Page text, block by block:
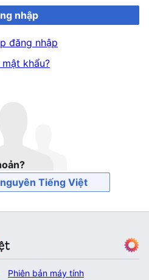
nhập
đăng nhập
mật khẩu?
Tiếng Việt
Phiên bản máy tính